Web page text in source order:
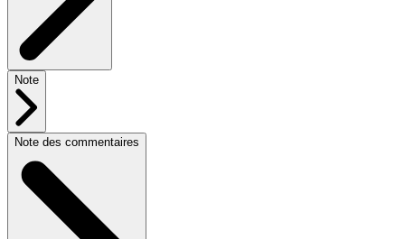
Note
Note des commentaires